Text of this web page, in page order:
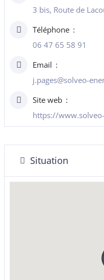
3 bis, Route de
Téléphone
06 47 65 58 91
Email
j.pages@solveo-
Site web
https://
Situation